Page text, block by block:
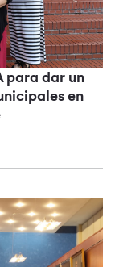
para dar un
en